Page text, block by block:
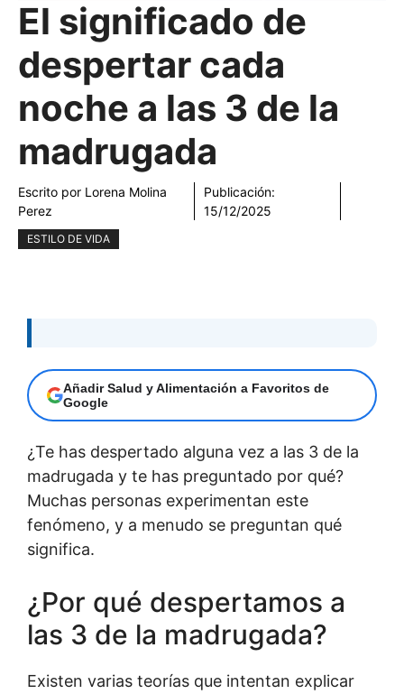
El significado de
despertar cada
noche a las 3 de la
madrugada
Escrito por Lorena Molina
Perez
Publicación:
15/12/2025
ESTILO DE VIDA
Añadir Salud y Alimentación a Favoritos de
Google
¿Te has despertado alguna vez a las 3 de la
madrugada y te has preguntado por qué?
Muchas personas experimentan este
fenómeno, y a menudo se preguntan qué
significa.
¿Por qué despertamos a
las 3 de la madrugada?
Existen varias teorías que intentan explicar